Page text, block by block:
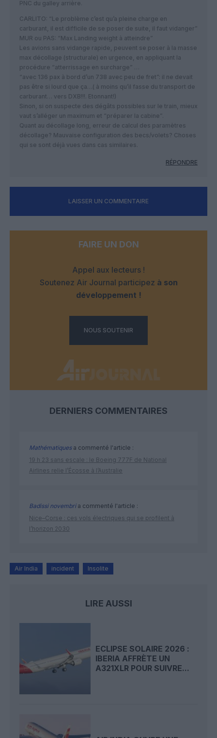
PNC du galley arrière.
CARLITO: “Le problème c’est qu’a pleine charge en
carburant, il est difficile de se poser de suite, il faut vidanger”
MUR ou PAS: “Max Landing weight à atteindre”
Les avions sans vidange rapide, peuvent se poser à la masse
max décollage (structurale) en urgence, en appliquant la
procédure “atterrissage en surcharge” …
“avec 136 pax à bord d’un 738 avec peu de fret”: il ne devait
pas être si lourd que ça…( à moins qu’il fasse du transport de
carburant… vers DXB!!!. Etonnant!)
Sinon, si on suspecte des dégâts possibles sur le train, mieux
vaut s’alléger un maximum et “préparer la cabine”.
Quant au décollage long, erreur de calcul des paramètres
décollage? Mauvaise configuration des becs/volets? Choses
qui se sont déjà vues dans cas similaires.
RÉPONDRE
LAISSER UN COMMENTAIRE
FAIRE UN DON
Appel aux lecteurs !
Soutenez Air Journal participez à son
développement !
NOUS SOUTENIR
DERNIERS COMMENTAIRES
Mathématiquesa commenté l'article :
19 h 23 sans escale : le Boeing 777F de National
Airlines relie l’Écosse à l’Australie
Badissi novembria commenté l'article :
Nice–Corse : ces vols électriques qui se profilent à
l’horizon 2030
Air India incident Insolite
LIRE AUSSI
ECLIPSE SOLAIRE 2026 :
IBERIA AFFRÈTE UN
A321XLR POUR SUIVRE...